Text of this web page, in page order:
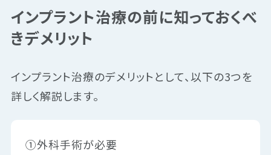
インプラント治療の前に知っておくべ
きデメリット
インプラント治療のデメリットとして、以下の3つを
詳しく解説します。
①外科手術が必要